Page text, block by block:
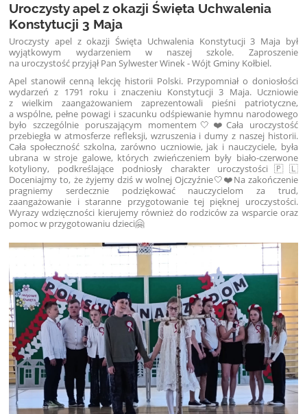
Uroczysty apel z okazji Święta Uchwalenia
Konstytucji 3 Maja
Uroczysty apel z okazji Święta Uchwalenia Konstytucji 3 Maja był
wyjątkowym wydarzeniem w naszej szkole. Zaproszenie
na uroczystość przyjął Pan Sylwester Winek - Wójt Gminy Kołbiel.
Apel stanowił cenną lekcję historii Polski. Przypomniał o doniosłości
wydarzeń z 1791 roku i znaczeniu Konstytucji 3 Maja. Uczniowie
z wielkim zaangażowaniem zaprezentowali pieśni patriotyczne,
a wspólne, pełne powagi i szacunku odśpiewanie hymnu narodowego
było szczególnie poruszającym momentem🤍❤️Cała uroczystość
przebiegła w atmosferze refleksji, wzruszenia i dumy z naszej historii.
Cała społeczność szkolna, zarówno uczniowie, jak i nauczyciele, była
ubrana w stroje galowe, których zwieńczeniem były biało-czerwone
kotyliony, podkreślające podniosły charakter uroczystości🇵🇱
Doceniajmy to, że żyjemy dziś w wolnej Ojczyźnie🤍❤️Na zakończenie
pragniemy serdecznie podziękować nauczycielom za trud,
zaangażowanie i staranne przygotowanie tej pięknej uroczystości.
Wyrazy wdzięczności kierujemy również do rodziców za wsparcie oraz
pomoc w przygotowaniu dzieci🤗